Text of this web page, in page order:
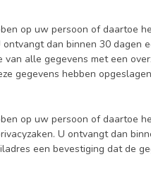
op uw persoon of daartoe
dan binnen 30 dagen
alle gegevens met een
gegevens hebben
op uw persoon of daartoe
U ontvangt dan
een bevestiging dat de